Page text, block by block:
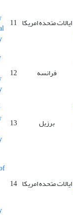
ایالات متحده امریکا 11
فرانسه 12
برزیل 13
ایالات متحده امریکا 14